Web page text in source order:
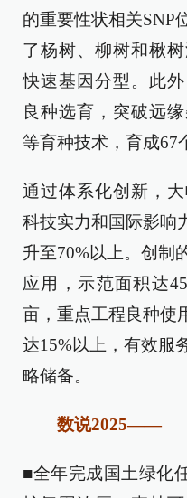
的重要性状相关SNP
了杨树、柳树和楸
快速基因分型。此
良种选育，突破远
等育种技术，育成67
通过体系化创新，
科技实力和国际影响
升至70%以上。创制
应用，示范面积达
亩，重点工程良种使
达15%以上，有效服
略储备。
数说2025——
■全年完成国土绿化